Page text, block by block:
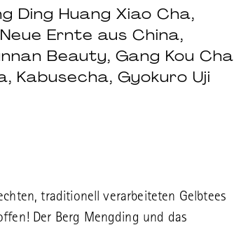
Ding Huang Xiao Cha,
Ernte aus China,
Beauty, Gang Kou Cha
Kabusecha, Gyokuro Uji
traditionell verarbeiteten Gelbtees
Der Berg Mengding und das